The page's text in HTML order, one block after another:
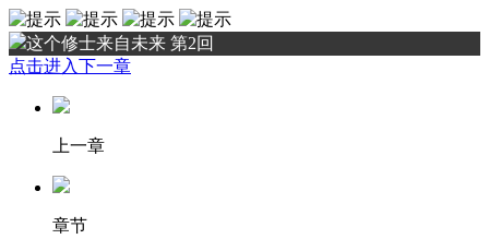
这个修士来自未来 第2回
点击进入下一章
上一章
章节